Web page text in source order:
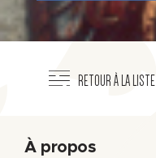
RETOUR À LA LISTE
À propos